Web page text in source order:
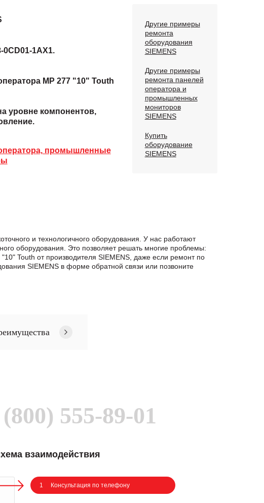
0CD01-1AX1.
MP 277 "10" Touth
уровне компонентов,
промышленные
Другие примеры
ремонта
оборудования
SIEMENS
Другие примеры
ремонта панелей
оператора и
промышленных
мониторов
SIEMENS
Купить
оборудование
SIEMENS
и технологичного оборудования. У нас работают
оборудования. Это позволяет решать многие проблемы:
Touth от производителя SIEMENS, даже если ремонт по
SIEMENS в формe обратной связи или позвоните
555-89-01
взаимодействия
1 Консультация по телефону